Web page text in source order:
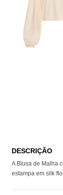
DESCRIÇÃO
A Blusa de Malha
estampa em silk